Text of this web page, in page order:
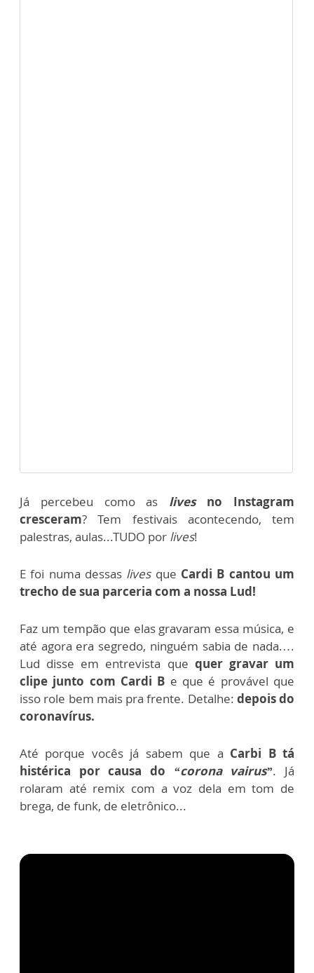
Já percebeu como as livesno Instagram
cresceram? Tem festivais acontecendo, tem
palestras, aulas...TUDO por lives!
E foi numa dessas livesque Cardi B cantou um
trecho de sua parceria com a nossa Lud!
Faz um tempão que elas gravaram essa música, e
até agora era segredo, ninguém sabia de nada.…
Lud disse em entrevista que quer gravar um
clipe junto com Cardi B e que é provável que
isso role bem mais pra frente. Detalhe: depois do
coronavírus.
Até porque vocês já sabem que a Carbi B tá
histérica por causa do “corona vairus”. Já
rolaram até remix com a voz dela em tom de
brega, de funk, de eletrônico...